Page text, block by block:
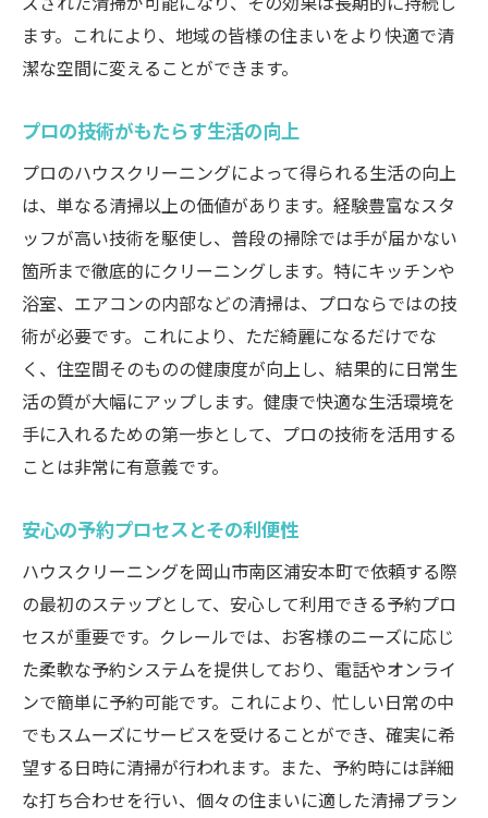
頑固な汚れを落とすプロの秘訣
キッチンの衛生を保つクリーニング術
素材に応じたクリーニングテクニック
プロが使うクリーニング機材の紹介
リフレッシュされた住環境の体感
岡山市南区でおすすめのハウスクリーニングの
選び方ガイド
信頼できる業者の見極め方
口コミと実績の重要性
サービス内容の比較ポイント
料金体系とその透明性
アフターサービスの確認方法
エアコン内部まで徹底的に清掃するハウスクリ
ーニングの魅力
エアコン清掃がもたらす健康効果
プロがすすめるエアコンのメンテナンス
効率的なエアコン清掃のテクニック
空気の質を向上させる清掃法
省エネに繋がるエアコンのケア
清掃後のエアコンの使い方ガイド
ます。これにより、地域の皆様の住まいをより快適で清
潔な空間に変えることができます。
プロの技術がもたらす生活の向上
プロのハウスクリーニングによって得られる生活の向上
は、単なる清掃以上の価値があります。経験豊富なスタ
ッフが高い技術を駆使し、普段の掃除では手が届かない
箇所まで徹底的にクリーニングします。特にキッチンや
浴室、エアコンの内部などの清掃は、プロならではの技
術が必要です。これにより、ただ綺麗になるだけでな
く、住空間そのものの健康度が向上し、結果的に日常生
活の質が大幅にアップします。健康で快適な生活環境を
手に入れるための第一歩として、プロの技術を活用する
ことは非常に有意義です。
安心の予約プロセスとその利便性
ハウスクリーニングを岡山市南区浦安本町で依頼する際
の最初のステップとして、安心して利用できる予約プロ
セスが重要です。クレールでは、お客様のニーズに応じ
た柔軟な予約システムを提供しており、電話やオンライ
ンで簡単に予約可能です。これにより、忙しい日常の中
でもスムーズにサービスを受けることができ、確実に希
望する日時に清掃が行われます。また、予約時には詳細
な打ち合わせを行い、個々の住まいに適した清掃プラン